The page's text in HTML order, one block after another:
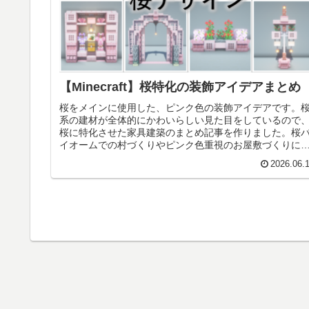
【Minecraft】桜特化の装飾アイデアまとめ
桜をメインに使用した、ピンク色の装飾アイデアです。
系の建材が全体的にかわいらしい見た目をしているので、
桜に特化させた家具建築のまとめ記事を作りました。桜
イオームでの村づくりやピンク色重視のお屋敷づくりにぴ